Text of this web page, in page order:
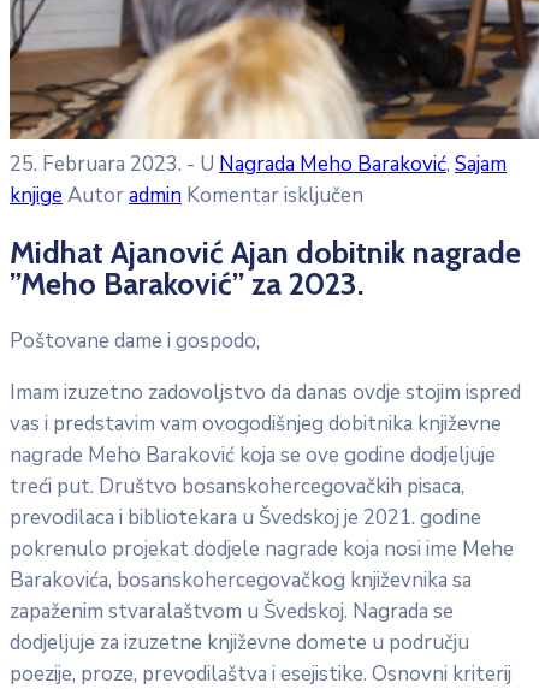
25. Februara 2023. - U Nagrada Meho Baraković‚ Sajam
knjige Autoradmin Komentar isključen
Midhat Ajanović Ajan dobitnik nagrade
”Meho Baraković” za 2023.
Poštovane dame i gospodo,
Imam izuzetno zadovoljstvo da danas ovdje stojim ispred
vas i predstavim vam ovogodišnjeg dobitnika književne
nagrade Meho Baraković koja se ove godine dodjeljuje
treći put. Društvo bosanskohercegovačkih pisaca,
prevodilaca i bibliotekara u Švedskoj je 2021. godine
pokrenulo projekat dodjele nagrade koja nosi ime Mehe
Barakovića, bosanskohercegovačkog književnika sa
zapaženim stvaralaštvom u Švedskoj. Nagrada se
dodjeljuje za izuzetne književne domete u području
poezije, proze, prevodilaštva i esejistike. Osnovni kriterij